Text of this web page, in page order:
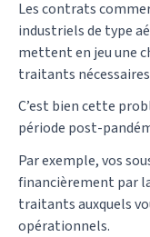
Les contrats
industriels de type
mettent en jeu une
traitants
C’est bien cette
période post-
Par exemple, vos
financièrement par
traitants auxquels
opérationnels.